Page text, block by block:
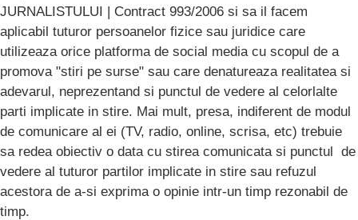
JURNALISTULUI | Contract 993/2006 si sa il facem
aplicabil tuturor persoanelor fizice sau juridice care
utilizeaza orice platforma de social media cu scopul de a
promova "stiri pe surse" sau care denatureaza realitatea si
adevarul, neprezentand si punctul de vedere al celorlalte
parti implicate in stire. Mai mult, presa, indiferent de modul
de comunicare al ei (TV, radio, online, scrisa, etc) trebuie
sa redea obiectiv o data cu stirea comunicata si punctul de
vedere al tuturor partilor implicate in stire sau refuzul
acestora de a-si exprima o opinie intr-un timp rezonabil de
timp.